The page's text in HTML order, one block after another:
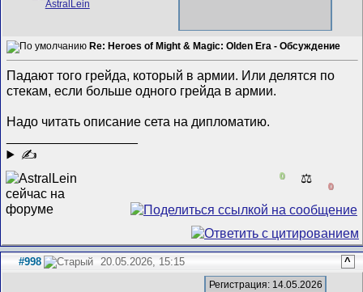
Re: Heroes of Might & Magic: Olden Era - Обсуждение
Падают того грейда, который в армии. Или делятся по
стекам, если больше одного грейда в армии.
Надо читать описание сета на дипломатию.
✍
0 ⚖️
0
#998 20.05.2026, 15:15 ^
Регистрация: 14.05.2026